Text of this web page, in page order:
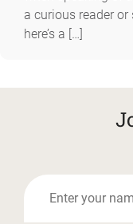
a curious reader
here’s a […]